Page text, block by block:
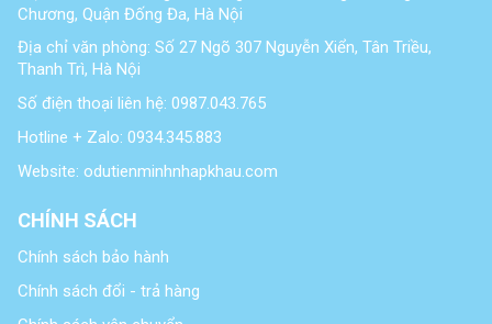
Chương, Quận Đống Đa, Hà Nội
Địa chỉ văn phòng: Số 27 Ngõ 307 Nguyễn Xiển, Tân Triều,
Thanh Trì, Hà Nội
Số điện thoại liên hệ: 0987.043.765
Hotline + Zalo: 0934.345.883
Website: odutienminhnhapkhau.com
CHÍNH SÁCH
Chính sách bảo hành
Chính sách đổi - trả hàng